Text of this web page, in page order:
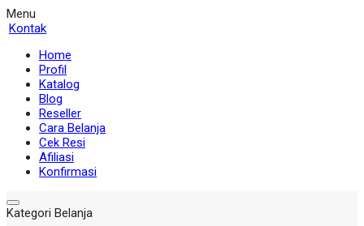
Menu
Kontak
Home
Profil
Katalog
Blog
Reseller
Cara Belanja
Cek Resi
Afiliasi
Konfirmasi
Kategori Belanja